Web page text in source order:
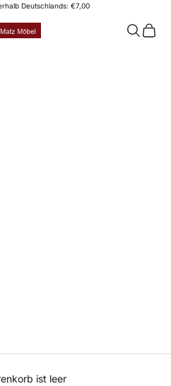
Deutschlands: €7,00
Möbel Suchen
ist leer